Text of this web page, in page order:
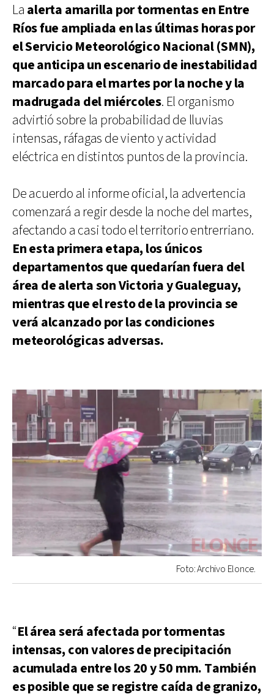
La alerta amarilla por tormentasen Entre
Ríosfue ampliada en las últimas horas por
el Servicio Meteorológico Nacional (SMN),
que anticipa un escenario de inestabilidad
marcado para el martes por la noche y la
madrugada del miércoles. El organismo
advirtió sobre la probabilidad de lluvias
intensas, ráfagas de viento y actividad
eléctrica en distintos puntos de la provincia.
De acuerdo al informe oficial, la advertencia
comenzará a regir desde la noche del martes,
afectando a casi todo el territorio entrerriano.
En esta primera etapa, los únicos
departamentos que quedarían fuera del
área de alerta son Victoria y Gualeguay,
mientras que el resto de la provincia se
verá alcanzado por las condiciones
meteorológicas adversas.
Foto: Archivo Elonce.
“El área será afectada por tormentas
intensas, con valores de precipitación
acumulada entre los 20 y 50 mm. También
es posible que se registre caída de granizo,